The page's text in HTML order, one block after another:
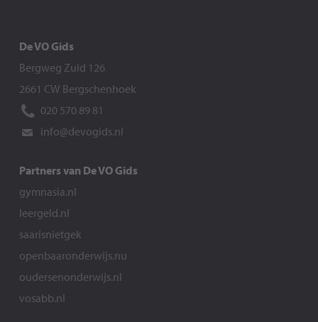
De VO Gids
Bergweg Zuid 126
2661 CW Bergschenhoek
020 570 89 81
info@devogids.nl
Partners van De VO Gids
gymnasia.nl
leergeld.nl
saarisnietgek
openbaaronderwijs.nu
oudersenonderwijs.nl
vosabb.nl